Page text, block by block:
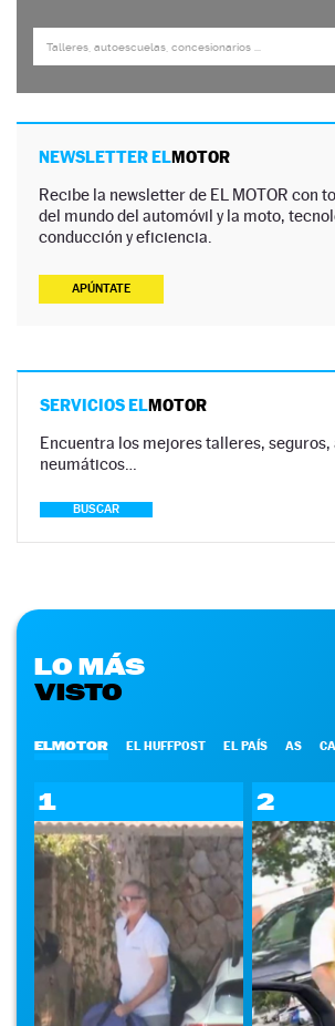
NEWSLETTER ELMOTOR
Recibe la newsletter de EL MOTOR con
del mundo del automóvil y la moto,
conducción y eficiencia.
APÚNTATE
SERVICIOS ELMOTOR
Encuentra los mejores talleres, seguros,
neumáticos…
BUSCAR
LO MÁS
VISTO
ELMOTOR EL HUFFPOST EL PAÍS AS
1 2